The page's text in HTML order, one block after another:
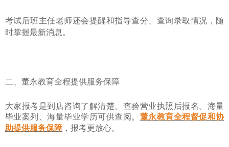
考试后班主任老师还会提醒和指导查分、查询录取情况，随
时掌握最新消息。
二、董永教育全程提供服务保障
大家报考是到店咨询了解清楚、查验营业执照后报名。海量
毕业案列、海量毕业学历可供查阅。 董永教育全程督促和协
助提供服务保障，报考更放心。